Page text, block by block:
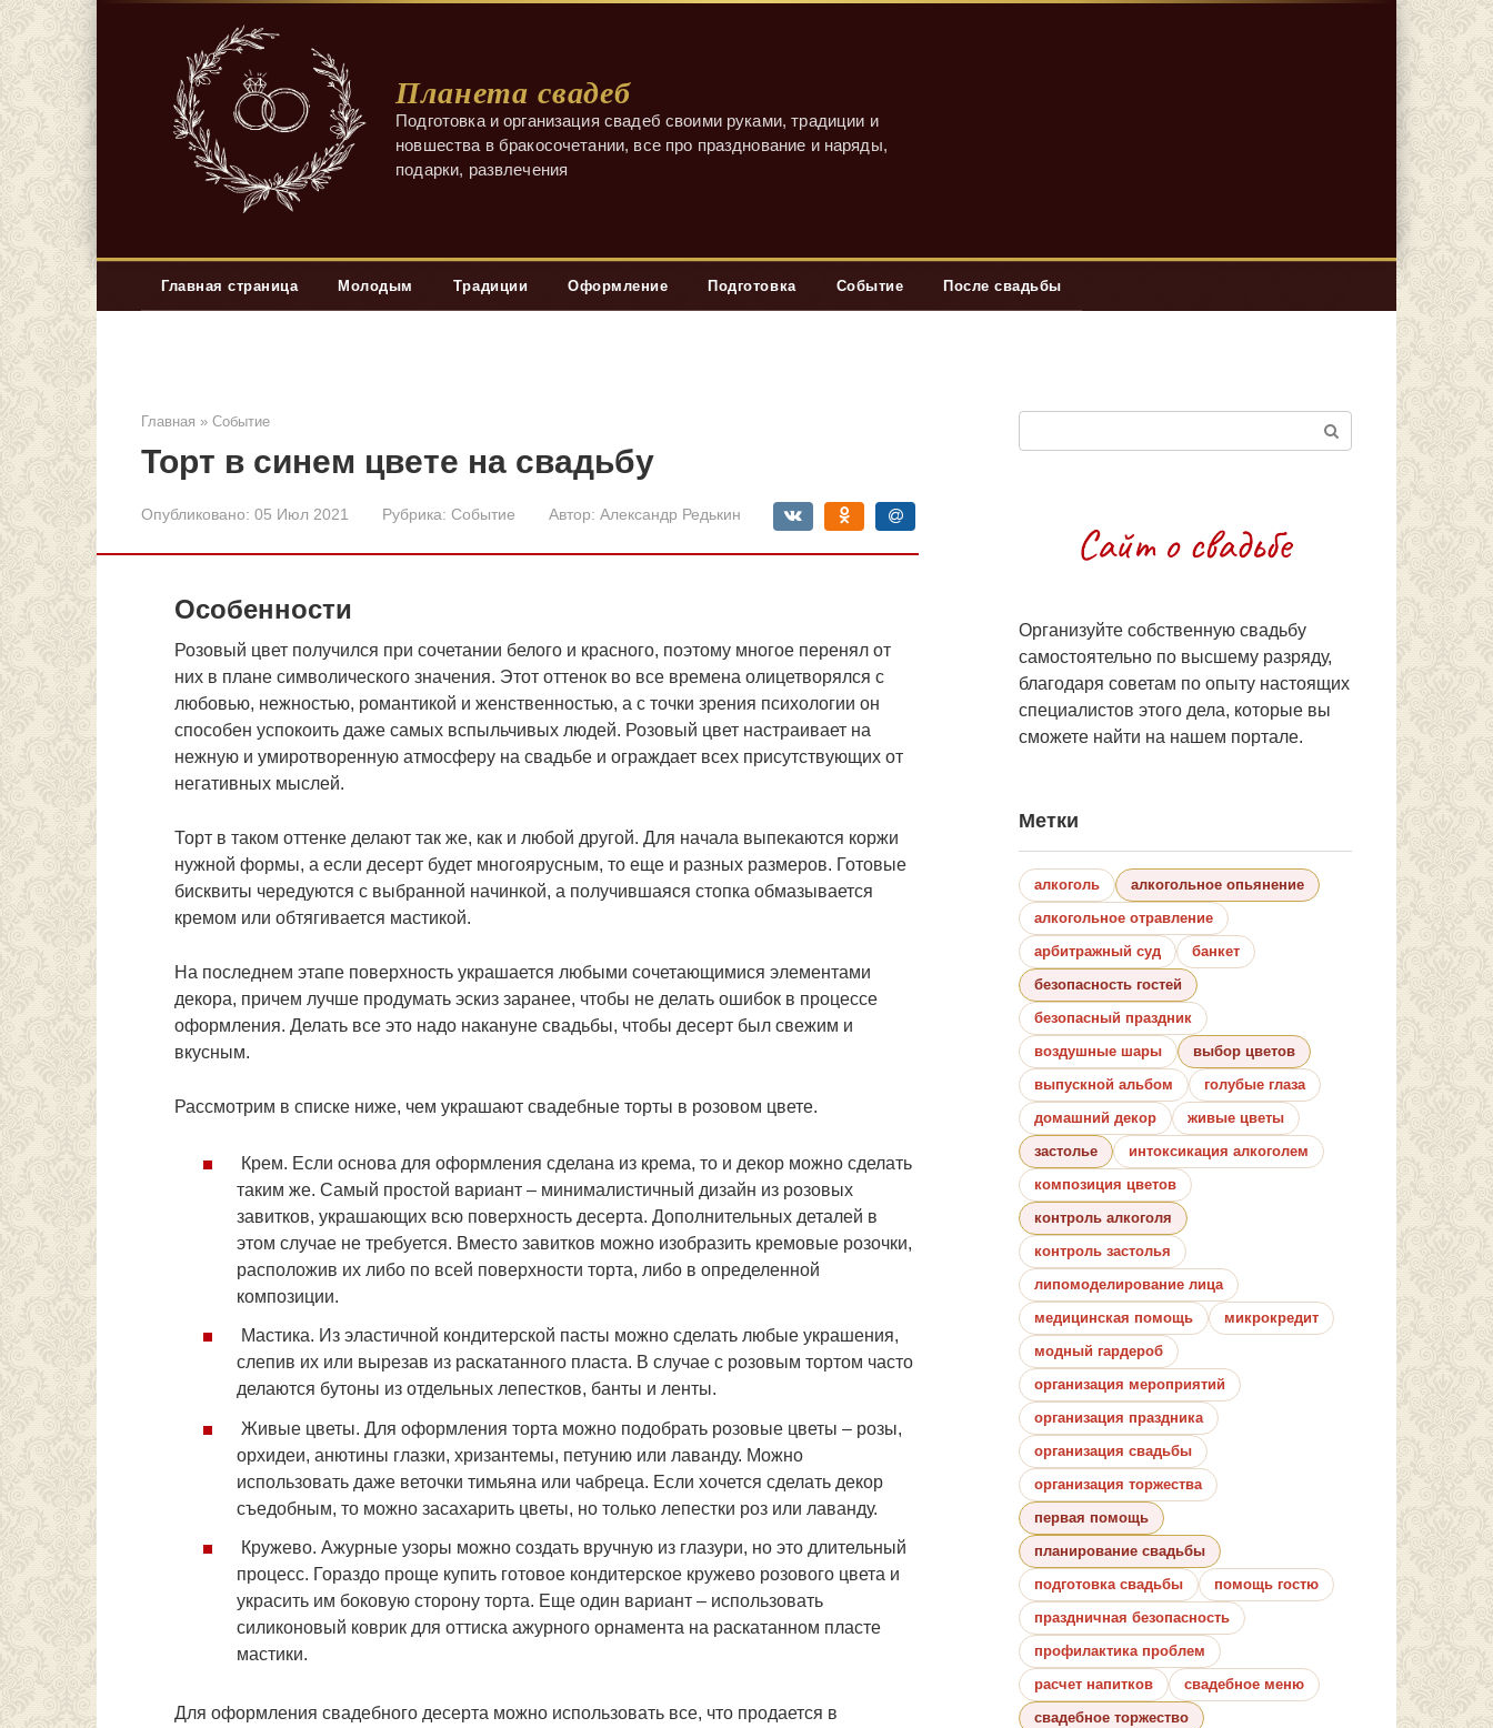
Планета свадеб
Подготовка и организация свадеб своими руками, традиции и
новшества в бракосочетании, все про празднование и наряды,
подарки, развлечения
Главная страница Молодым Традиции Оформление Подготовка Событие После свадьбы
Главная » Событие
Торт в синем цвете на свадьбу
Опубликовано: 05 Июл 2021 Рубрика: Событие Автор: Александр Редькин
Особенности
Розовый цвет получился при сочетании белого и красного, поэтому многое перенял от
них в плане символического значения. Этот оттенок во все времена олицетворялся с
любовью, нежностью, романтикой и женственностью, а с точки зрения психологии он
способен успокоить даже самых вспыльчивых людей. Розовый цвет настраивает на
нежную и умиротворенную атмосферу на свадьбе и ограждает всех присутствующих от
негативных мыслей.
Торт в таком оттенке делают так же, как и любой другой. Для начала выпекаются коржи
нужной формы, а если десерт будет многоярусным, то еще и разных размеров. Готовые
бисквиты чередуются с выбранной начинкой, а получившаяся стопка обмазывается
кремом или обтягивается мастикой.
На последнем этапе поверхность украшается любыми сочетающимися элементами
декора, причем лучше продумать эскиз заранее, чтобы не делать ошибок в процессе
оформления. Делать все это надо накануне свадьбы, чтобы десерт был свежим и
вкусным.
Рассмотрим в списке ниже, чем украшают свадебные торты в розовом цвете.
Крем. Если основа для оформления сделана из крема, то и декор можно сделать
таким же. Самый простой вариант – минималистичный дизайн из розовых
завитков, украшающих всю поверхность десерта. Дополнительных деталей в
этом случае не требуется. Вместо завитков можно изобразить кремовые розочки,
расположив их либо по всей поверхности торта, либо в определенной
композиции.
Мастика. Из эластичной кондитерской пасты можно сделать любые украшения,
слепив их или вырезав из раскатанного пласта. В случае с розовым тортом часто
делаются бутоны из отдельных лепестков, банты и ленты.
Живые цветы. Для оформления торта можно подобрать розовые цветы – розы,
орхидеи, анютины глазки, хризантемы, петунию или лаванду. Можно
использовать даже веточки тимьяна или чабреца. Если хочется сделать декор
съедобным, то можно засахарить цветы, но только лепестки роз или лаванду.
Кружево. Ажурные узоры можно создать вручную из глазури, но это длительный
процесс. Гораздо проще купить готовое кондитерское кружево розового цвета и
украсить им боковую сторону торта. Еще один вариант – использовать
силиконовый коврик для оттиска ажурного орнамента на раскатанном пласте
мастики.
Для оформления свадебного десерта можно использовать все, что продается в
Организуйте собственную свадьбу
самостоятельно по высшему разряду,
благодаря советам по опыту настоящих
специалистов этого дела, которые вы
сможете найти на нашем портале.
Метки
алкоголь
алкогольное опьянение
алкогольное отравление
арбитражный суд
банкет
безопасность гостей
безопасный праздник
воздушные шары
выбор цветов
выпускной альбом
голубые глаза
домашний декор
живые цветы
застолье
интоксикация алкоголем
композиция цветов
контроль алкоголя
контроль застолья
липомоделирование лица
медицинская помощь
микрокредит
модный гардероб
организация мероприятий
организация праздника
организация свадьбы
организация торжества
первая помощь
планирование свадьбы
подготовка свадьбы
помощь гостю
праздничная безопасность
профилактика проблем
расчет напитков
свадебное меню
свадебное торжество